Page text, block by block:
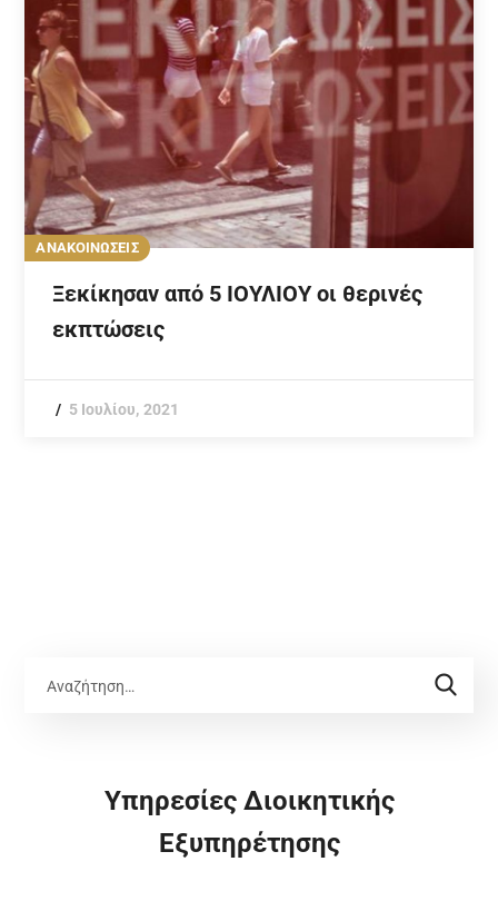
ΑΝΑΚΟΙΝΩΣΕΙΣ
Ξεκίκησαν από 5 ΙΟΥΛΙΟΥ οι θερινές
εκπτώσεις
5 Ιουλίου, 2021
Υπηρεσίες Διοικητικής
Εξυπηρέτησης